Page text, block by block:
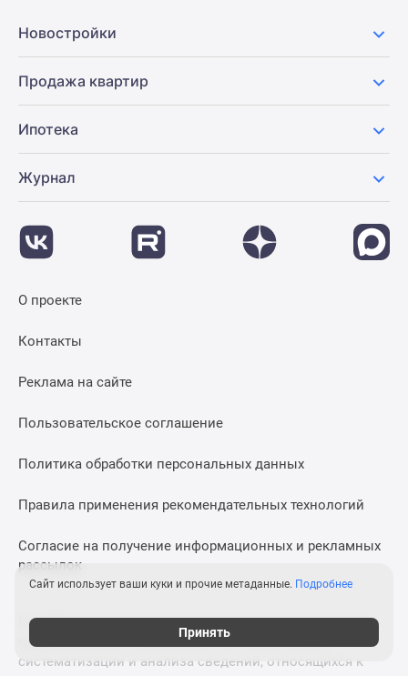
Новостройки
Продажа квартир
Ипотека
Журнал
О проекте
Контакты
Реклама на сайте
Пользовательское соглашение
Политика обработки персональных данных
Правила применения рекомендательных технологий
Согласие на получение информационных и рекламных
рассылок
На сайте применяются рекомендательные технологии
предоставления информации на основе сбора,
систематизации и анализа сведений, относящихся к
Сайт использует ваши куки и прочие метаданные. Подробнее
Принять